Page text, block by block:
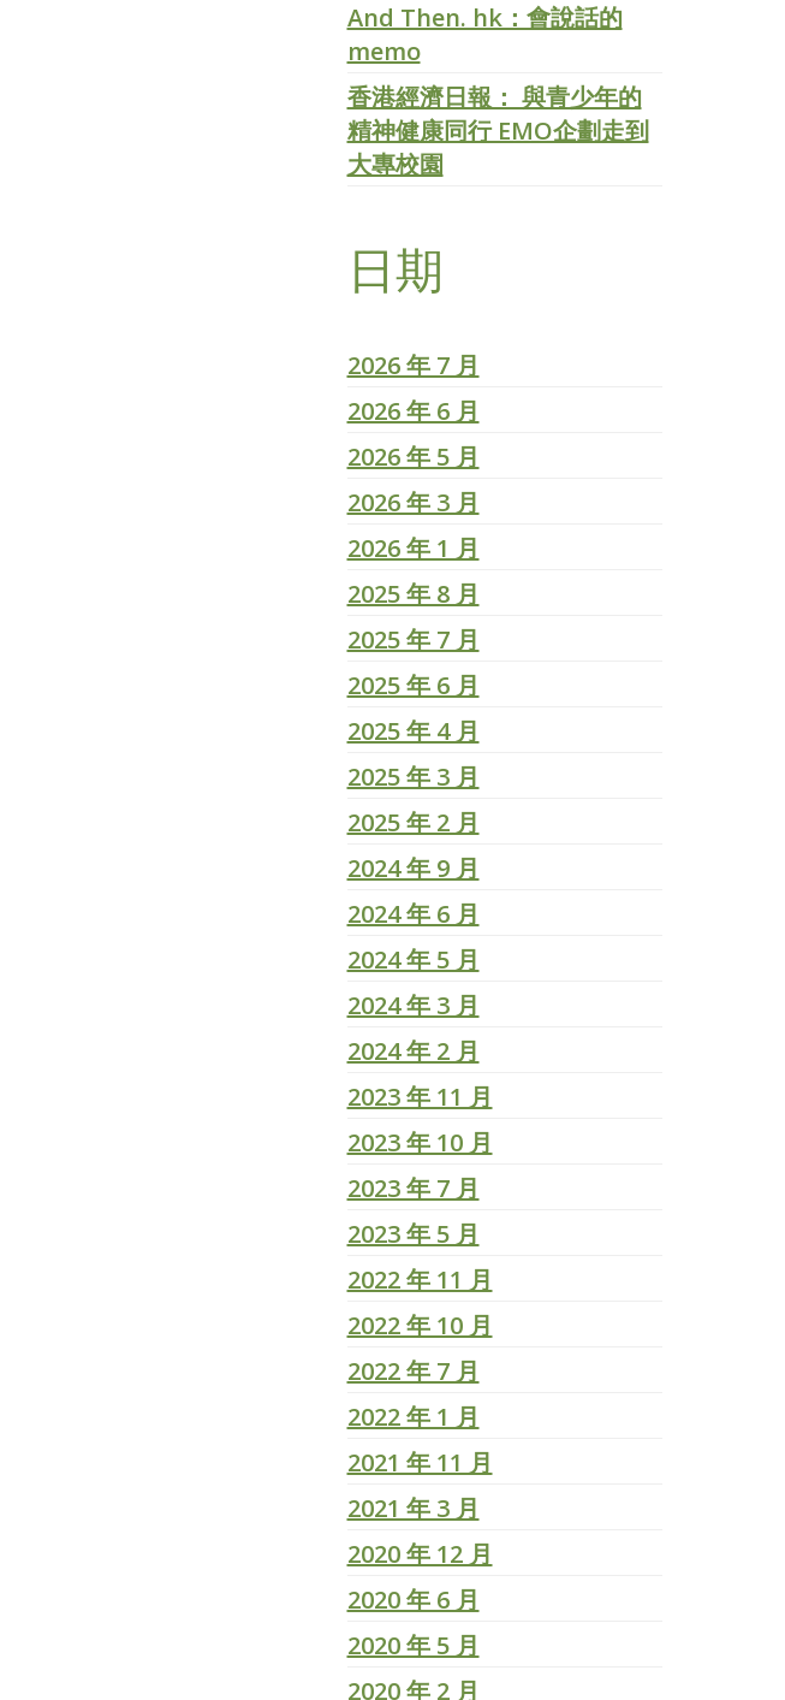
And Then. hk：會說話的
memo
香港經濟日報： 與青少年的
精神健康同行 EMO企劃走到
大專校園
日期
2026 年 7 月
2026 年 6 月
2026 年 5 月
2026 年 3 月
2026 年 1 月
2025 年 8 月
2025 年 7 月
2025 年 6 月
2025 年 4 月
2025 年 3 月
2025 年 2 月
2024 年 9 月
2024 年 6 月
2024 年 5 月
2024 年 3 月
2024 年 2 月
2023 年 11 月
2023 年 10 月
2023 年 7 月
2023 年 5 月
2022 年 11 月
2022 年 10 月
2022 年 7 月
2022 年 1 月
2021 年 11 月
2021 年 3 月
2020 年 12 月
2020 年 6 月
2020 年 5 月
2020 年 2 月